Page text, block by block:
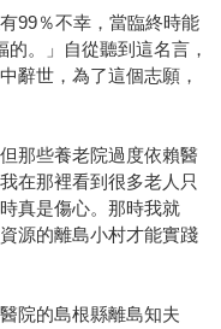
99％不幸，當臨終時能
。」自從聽到這名言，
辭世，為了這個志願，
那些養老院過度依賴醫
在那裡看到很多老人只
真是傷心。那時我就
源的離島小村才能實踐
院的島根縣離島知夫